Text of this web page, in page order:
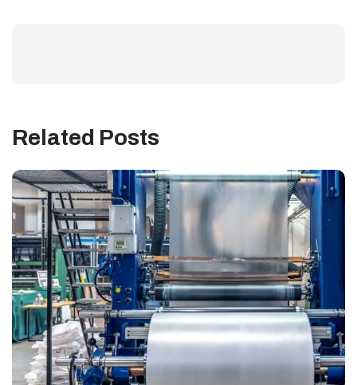
Related Posts